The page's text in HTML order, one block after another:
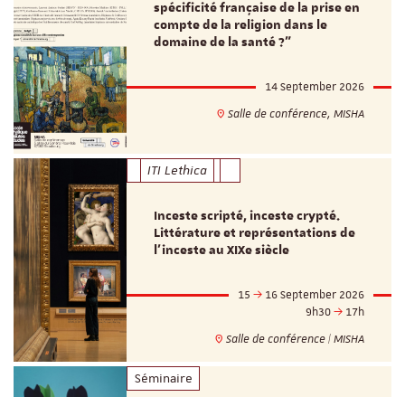
spécificité française de la prise en
compte de la religion dans le
domaine de la santé ?"
14 September 2026
Salle de conférence, MISHA
ITI Lethica
Inceste scripté, inceste crypté.
Littérature et représentations de
l’inceste au XIXe siècle
15
16 September 2026
9h30
17h
Salle de conférence | MISHA
Séminaire